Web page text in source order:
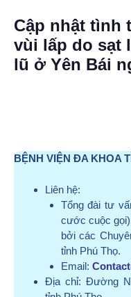
Cập nhật tình
vùi lấp do sạt
lũ ở Yên Bái
BỆNH VIỆN ĐA KHOA
Liên hệ:
Tổng đài tư
cước cuộc
bởi các
tỉnh Phú Thọ.
Email:
Địa chỉ: Đường